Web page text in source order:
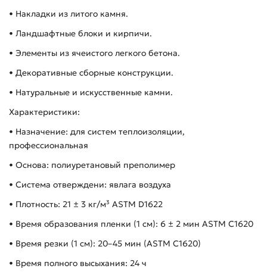
• Накладки из литого камня.
• Ландшафтные блоки и кирпичи.
• Элементы из ячеистого легкого бетона.
• Декоративные сборные конструкции.
• Натуральные и искусственные камни.
Характеристики:
• Назначение: для систем теплоизоляции,
профессиональная
• Основа: полиуретановый преполимер
• Система отверждени: явлага воздуха
• Плотность: 21 ± 3 кг/м³ ASTM D1622
• Время образования пленки (1 см): 6 ± 2 мин ASTM C1620
• Время резки (1 см): 20–45 мин (ASTM C1620)
• Время полного высыхания: 24 ч